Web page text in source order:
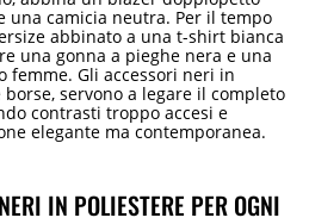
una camicia neutra. Per il tempo
abbinato a una t-shirt bianca
una gonna a pieghe nera e una
femme. Gli accessori neri in
servono a legare il completo
contrasti troppo accesi e
elegante ma contemporanea.
IN POLIESTERE PER OGNI